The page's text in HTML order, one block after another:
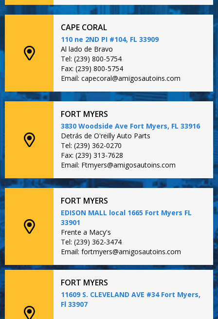
CAPE CORAL
110 ne 2ND PI #104, FL 33909
Al lado de Bravo
Tel: (239) 800-5754
Fax: (239) 800-5754
Email: capecoral@amigosautoins.com
FORT MYERS
3830 Woodside Ave Fort Myers, FL 33916
Detrás de O'reilly Auto Parts
Tel: (239) 362-0270
Fax: (239) 313-7628
Email: Ftmyers@amigosautoins.com
FORT MYERS
EDISON MALL local 1665 Fort Myers FL
33901
Frente a Macy's
Tel: (239) 362-3474
Email: fortmyers@amigosautoins.com
FORT MYERS
11609 S. CLEVELAND AVE #34 Fort Myers,
Fl 33907